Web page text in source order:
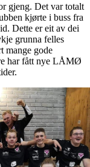
gjeng. Det var totalt
kjørte i buss fra
Dette er eit av dei
grunna felles
mange gode
har fått nye LÅMØ